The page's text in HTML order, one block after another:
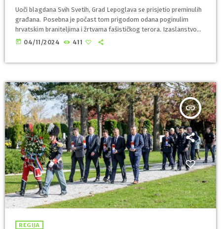
Uoči blagdana Svih Svetih, Grad Lepoglava se prisjetio preminulih
građana. Posebna je počast tom prigodom odana poginulim
hrvatskim braniteljima i žrtvama fašističkog terora. Izaslanstvo
Grada Lepoglave predvođeno gradonačelnikom Marijanom
članova obitelji […]
today 04/11/2024 411
insert_link
REGIJA